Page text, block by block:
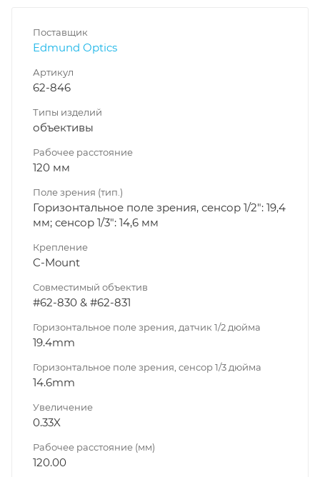
Поставщик
Edmund Optics
Артикул
62-846
Типы изделий
объективы
Рабочее расстояние
120 мм
Поле зрения (тип.)
Горизонтальное поле зрения, сенсор 1/2": 19,4
мм; сенсор 1/3": 14,6 мм
Крепление
C-Mount
Совместимый объектив
#62-830 & #62-831
Горизонтальное поле зрения, датчик 1/2 дюйма
19.4mm
Горизонтальное поле зрения, сенсор 1/3 дюйма
14.6mm
Увеличение
0.33X
Рабочее расстояние (мм)
120.00